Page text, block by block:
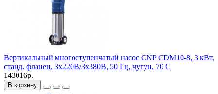
Вертикальный многоступенчатый насос CNP CDM10-8, 3 кВт,
станд. фланец, 3х220В/3х380В, 50 Гц, чугун, 70 С
143016р.
В корзину